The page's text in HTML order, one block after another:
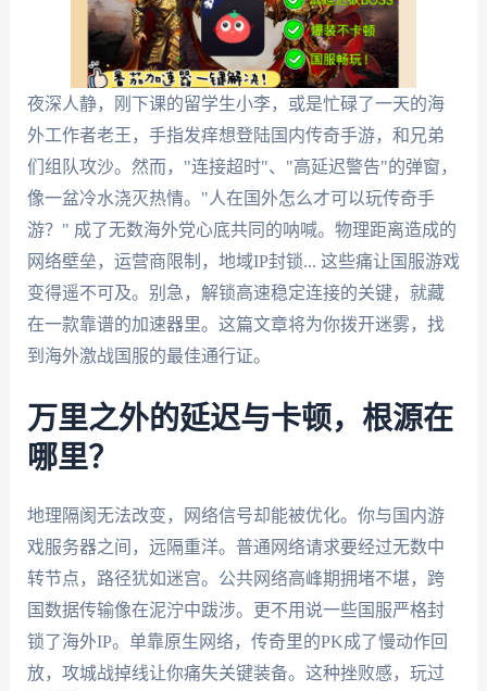
夜深人静，刚下课的留学生小李，或是忙碌了一天的海
外工作者老王，手指发痒想登陆国内传奇手游，和兄弟
们组队攻沙。然而，"连接超时"、"高延迟警告"的弹窗，
像一盆冷水浇灭热情。"人在国外怎么才可以玩传奇手
游？" 成了无数海外党心底共同的呐喊。物理距离造成的
网络壁垒，运营商限制，地域IP封锁... 这些痛让国服游戏
变得遥不可及。别急，解锁高速稳定连接的关键，就藏
在一款靠谱的加速器里。这篇文章将为你拨开迷雾，找
到海外激战国服的最佳通行证。
万里之外的延迟与卡顿，根源在
哪里？
地理隔阂无法改变，网络信号却能被优化。你与国内游
戏服务器之间，远隔重洋。普通网络请求要经过无数中
转节点，路径犹如迷宫。公共网络高峰期拥堵不堪，跨
国数据传输像在泥泞中跋涉。更不用说一些国服严格封
锁了海外IP。单靠原生网络，传奇里的PK成了慢动作回
放，攻城战掉线让你痛失关键装备。这种挫败感，玩过